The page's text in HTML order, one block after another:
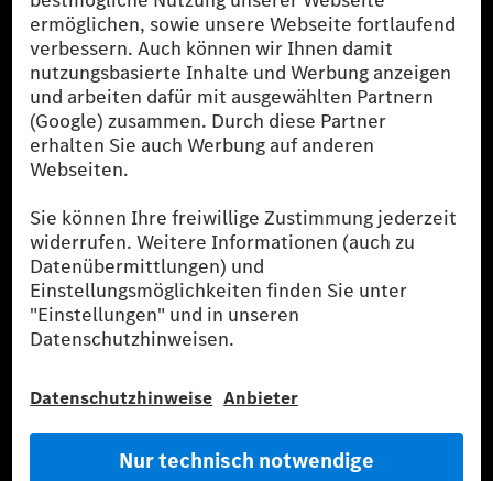
[1]
Die angegebenen Werte wurden nach dem vorgeschriebenen
Messverfahren WLTP (Worldwide harmonised Light-duty
vehicles Test Procedures) ermittelt. Der Kraftstoffverbrauch und
der CO₂-Ausstoß eines Pkw sind nicht nur von der effizienten
Ausnutzung des Kraftstoffs durch den Pkw, sondern auch vom
Fahrstil und anderen nichttechnischen Faktoren abhängig.